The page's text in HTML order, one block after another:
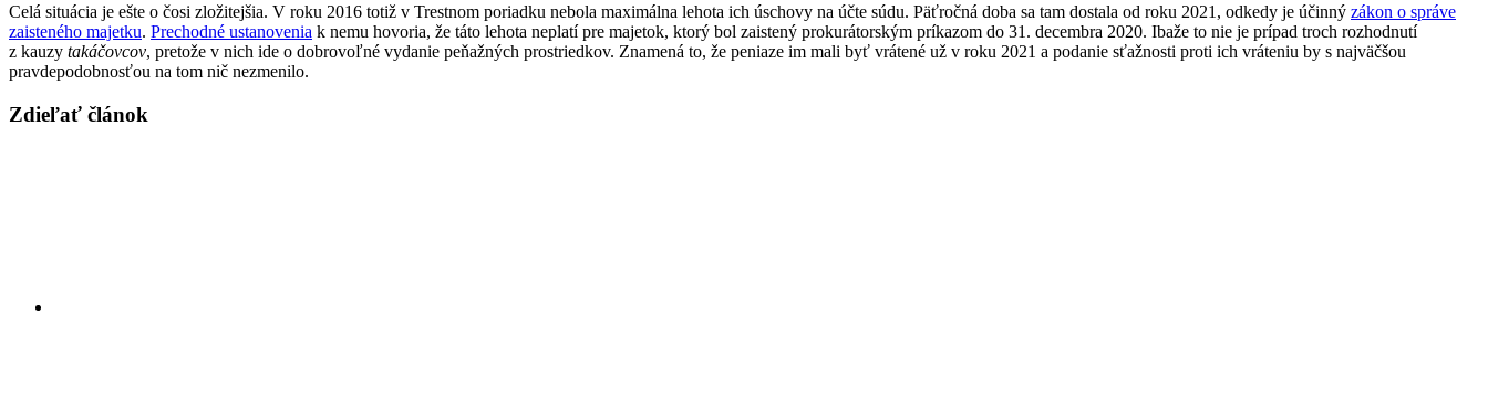
Celá situácia je ešte o čosi zložitejšia. V roku 2016 totiž v Trestnom poriadku nebola maximálna lehota ich úschovy na účte súdu. Päťročná doba sa tam dostala od roku 2021, odkedy je účinný zákon o správe
zaisteného majetku. Prechodné ustanovenia k nemu hovoria, že táto lehota neplatí pre majetok, ktorý bol zaistený prokurátorským príkazom do 31. decembra 2020. Ibaže to nie je prípad troch rozhodnutí
z kauzy takáčovcov, pretože v nich ide o dobrovoľné vydanie peňažných prostriedkov. Znamená to, že peniaze im mali byť vrátené už v roku 2021 a podanie sťažnosti proti ich vráteniu by s najväčšou
pravdepodobnosťou na tom nič nezmenilo.
Zdieľať článok